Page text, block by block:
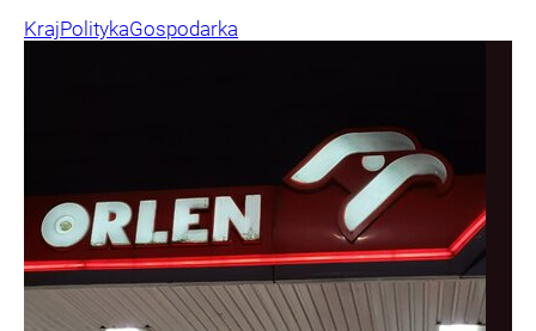
KrajPolitykaGospodarka